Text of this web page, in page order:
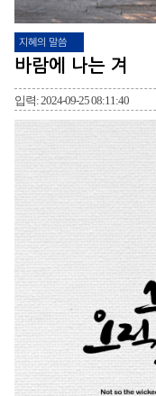
지혜의 말씀
바람에 나는 겨
입력: 2024-09-25 08:11:40